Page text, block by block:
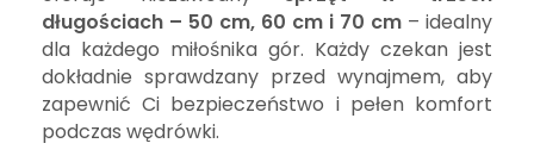
długościach – 50 cm, 60 cm i 70 cm – idealny
dla każdego miłośnika gór. Każdy czekan jest
dokładnie sprawdzany przed wynajmem, aby
zapewnić Ci bezpieczeństwo i pełen komfort
podczas wędrówki.